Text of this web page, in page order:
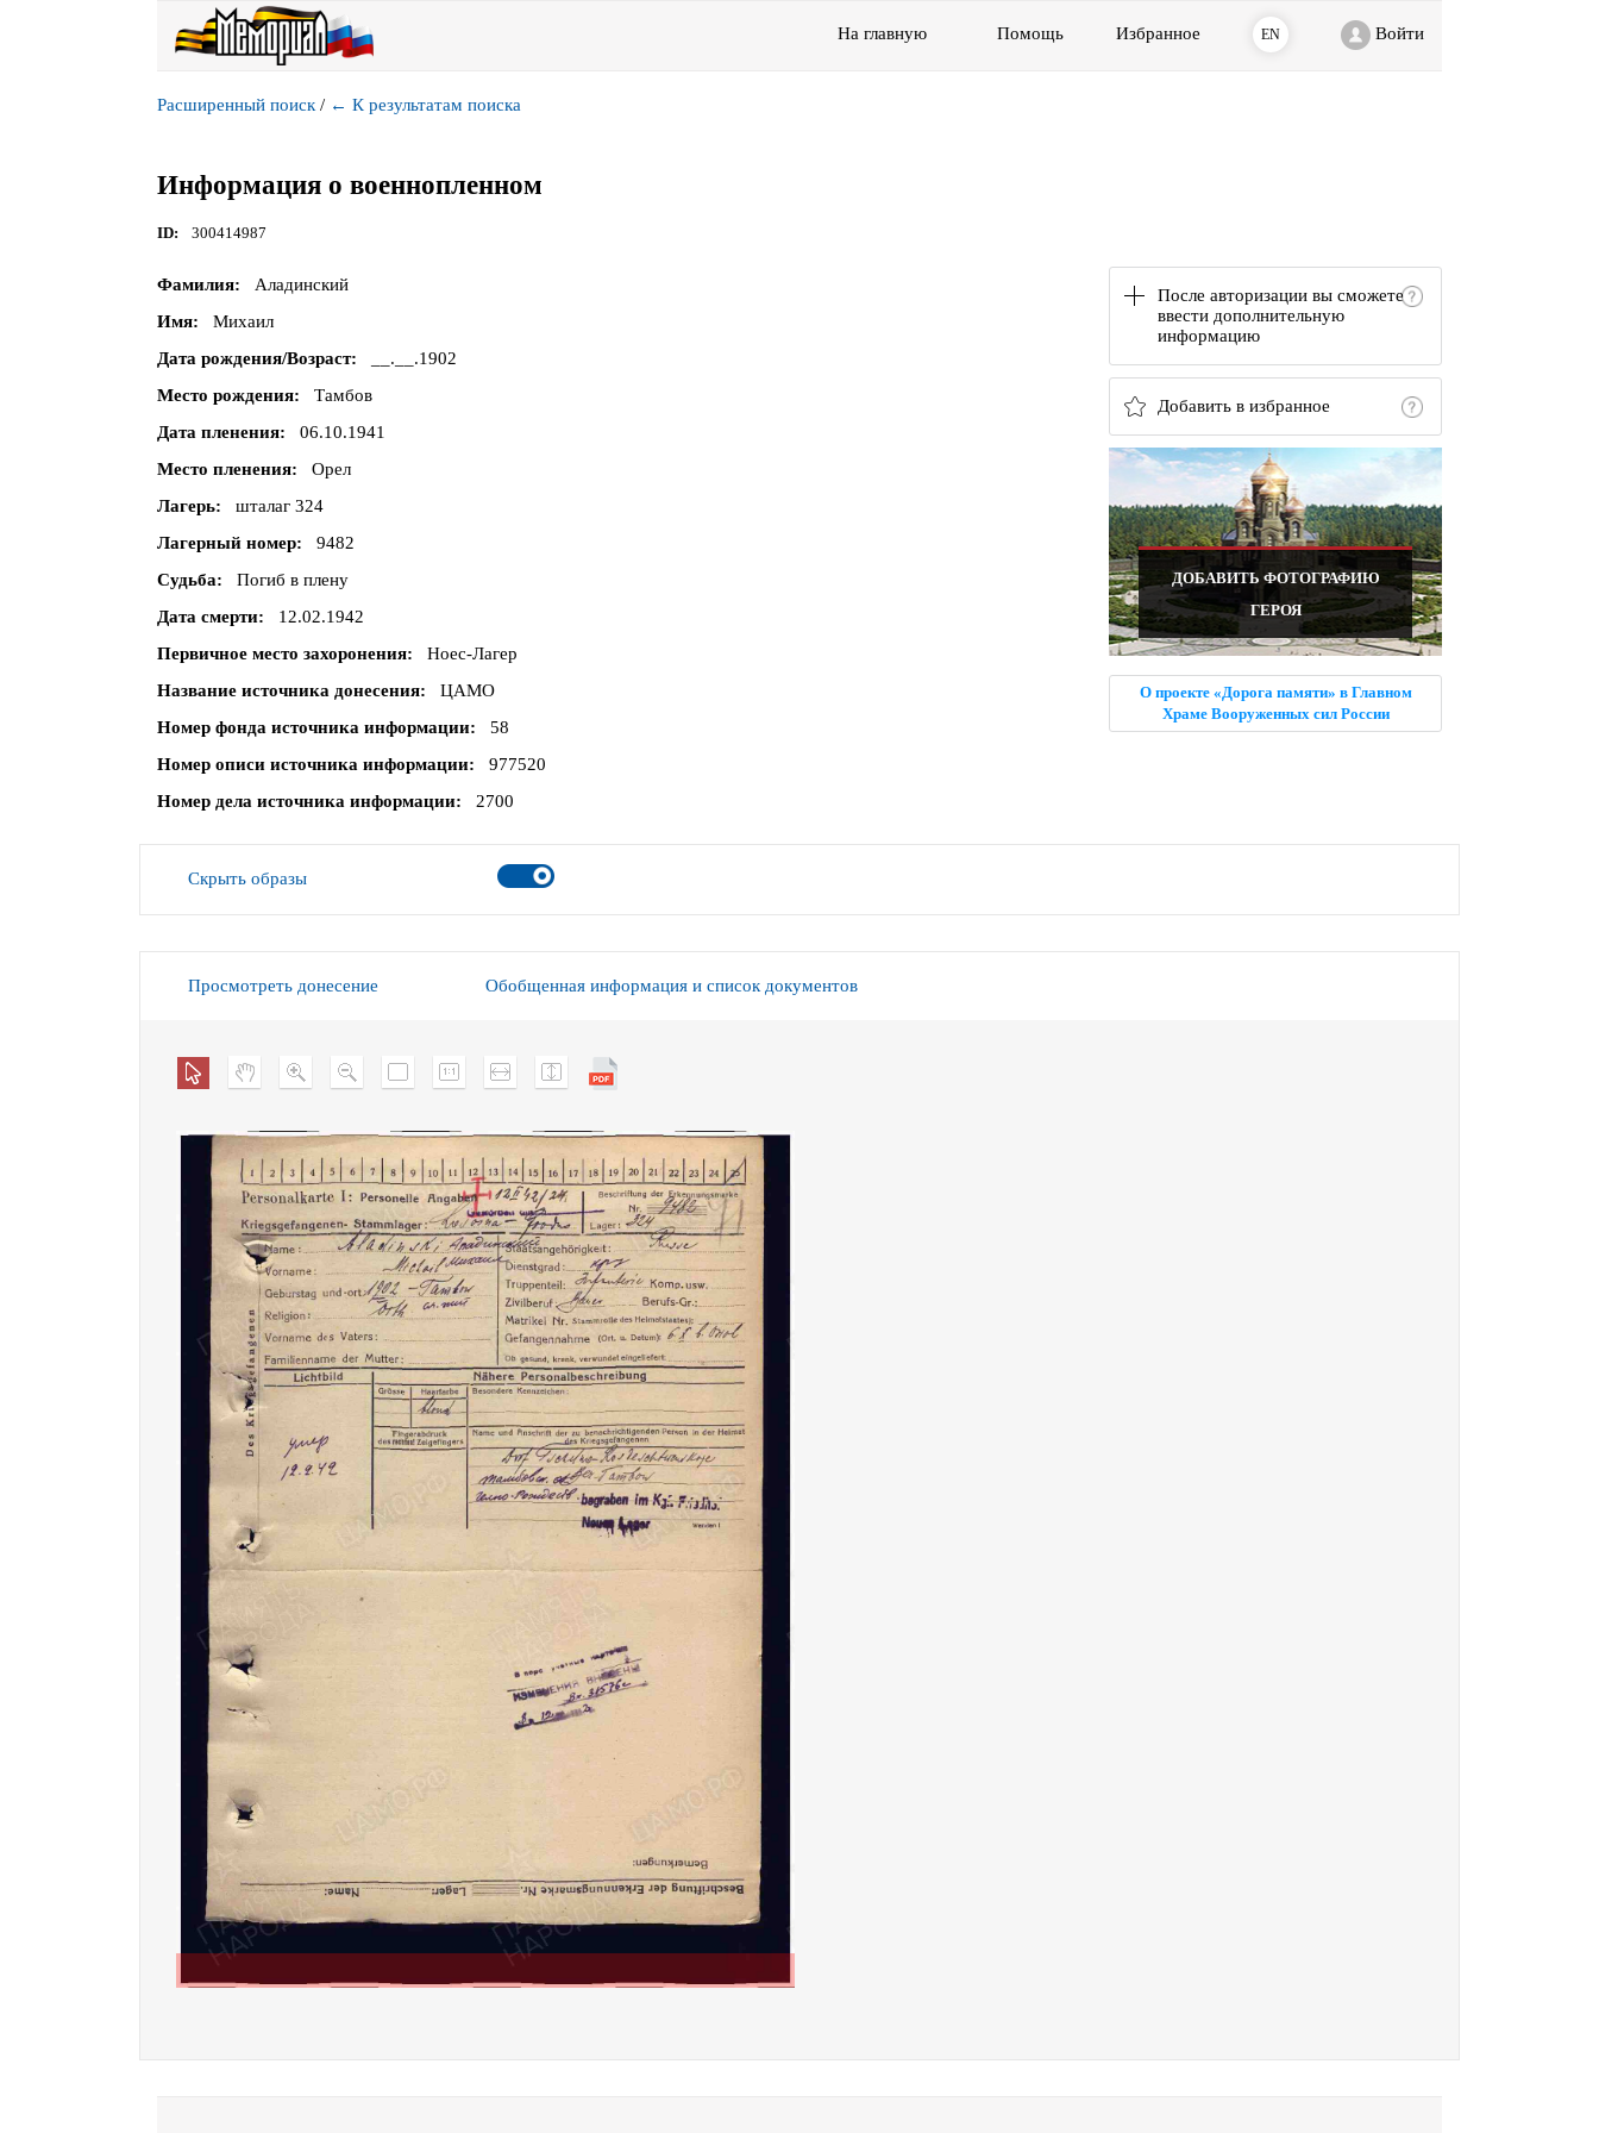
На главную Помощь Избранное EN Войти
Расширенный поиск / ← К результатам поиска
Информация о военнопленном
ID 300414987
После авторизации вы сможете
ввести дополнительную
информацию
Добавить в избранное
ДОБАВИТЬ ФОТОГРАФИЮ
ГЕРОЯ
О проекте «Дорога памяти» в Главном
Храме Вооруженных сил России
Фамилия
Аладинский
Имя
Михаил
Дата рождения/Возраст
__.__.1902
Место рождения
Тамбов
Дата пленения
06.10.1941
Место пленения
Орел
Лагерь
шталаг 324
Лагерный номер
9482
Судьба
Погиб в плену
Дата смерти
12.02.1942
Первичное место захоронения
Ноес-Лагер
Название источника донесения
ЦАМО
Номер фонда источника информации
58
Номер описи источника информации
977520
Номер дела источника информации
2700
Скрыть образы
Просмотреть донесение Обобщенная информация и список документов